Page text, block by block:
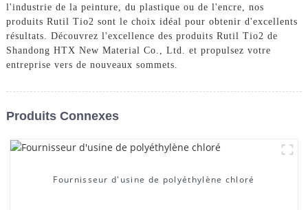
l'industrie de la peinture, du plastique ou de l'encre, nos
produits Rutil Tio2 sont le choix idéal pour obtenir d'excellents
résultats. Découvrez l'excellence des produits Rutil Tio2 de
Shandong HTX New Material Co., Ltd. et propulsez votre
entreprise vers de nouveaux sommets.
Produits Connexes
Fournisseur d'usine de polyéthylène chloré